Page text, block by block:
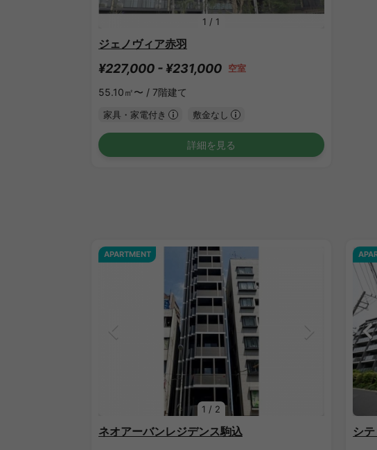
1 / 1
ジェノヴィア赤羽
¥227,000 - ¥231,000 空室
55.10㎡〜 / 7階建て
家具・家電付き 敷金なし
詳細を見る
1 / 2
APARTMENT
ネオアーバンレジデンス駒込 シ